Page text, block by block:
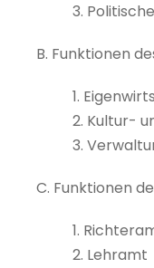
3.
B. Funktionen
1.
2. Kultur-
3.
C. Funktionen
1.
2. Lehramt